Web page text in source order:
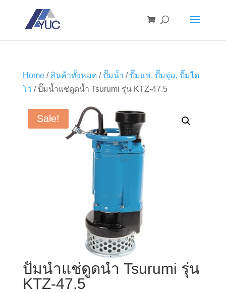
Home/ สินค้าทั้งหมด/ปั๊มน้ำ /ปั๊มแช่, ปั๊มจุ่ม, ปั๊มได
โว่ / ปั๊มน้ำแช่ดูดน้ำ Tsurumi รุ่น KTZ-47.5
Sale!
ปั๊มน้ำแช่ดูดน้ำ Tsurumi รุ่น
KTZ-47.5